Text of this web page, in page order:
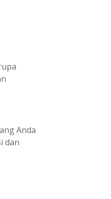
Anda
dan